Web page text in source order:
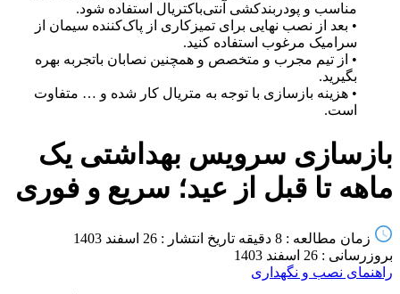
مناسب و پودربندکشی آنتی‌باکتریال استفاده شود.
• بعد از نصب نهایی برای تمیزکاری از پاک‌کننده سیمان از
سرامیک مرغوب استفاده کنید.
• از تیم مجرب و متخصص و همچنین نصابان باتجربه بهره
بگیرید.
• هزینه بازسازی با توجه به متریال کار شده و … متفاوت
است.
بازسازی سرویس بهداشتی یک
ماهه تا قبل از عید؛ سریع و فوری
زمان مطالعه : 8 دقیقه
تاریخ انتشار : 26 اسفند 1403
بروزرسانی : 26 اسفند 1403
راهنمای نصب و نگهداری